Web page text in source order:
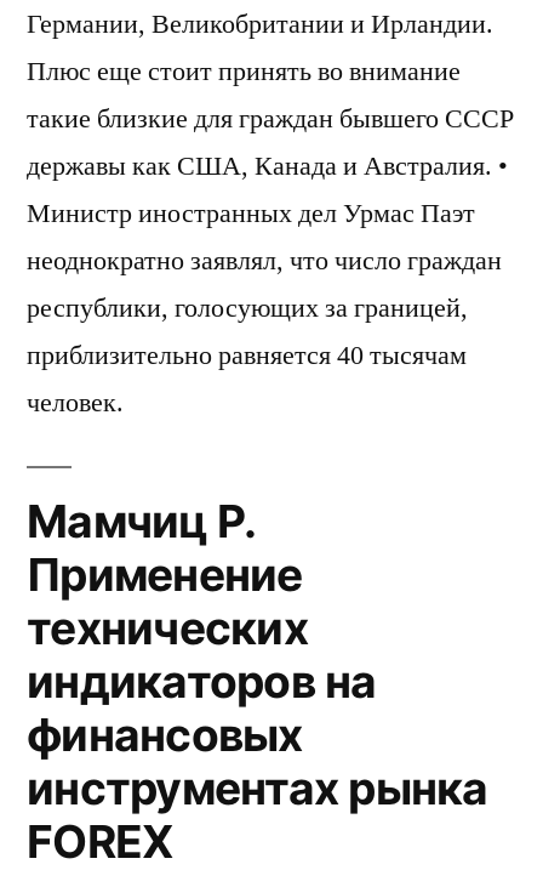
Германии, Великобритании и Ирландии.
Плюс еще стоит принять во внимание
такие близкие для граждан бывшего СССР
державы как США, Канада и Австралия. •
Министр иностранных дел Урмас Паэт
неоднократно заявлял, что число граждан
республики, голосующих за границей,
приблизительно равняется 40 тысячам
человек.
Мамчиц Р.
Применение
технических
индикаторов на
финансовых
инструментах рынка
FOREX